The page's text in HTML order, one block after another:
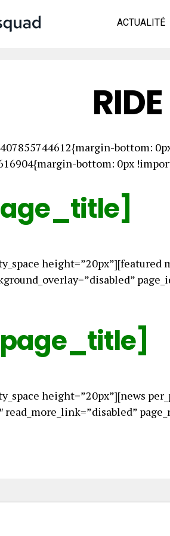
ACTUALITÉ
bottom:
bottom: 0px
height=”20px”][featured
height=”20px”][news
read_more_link=”disabled”